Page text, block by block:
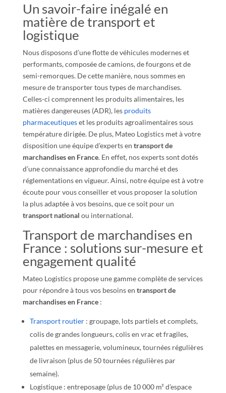
Un savoir-faire inégalé en
matière de transport et
logistique
Nous disposons d’une flotte de véhicules modernes et
performants, composée de camions, de fourgons et de
semi-remorques. De cette manière, nous sommes en
mesure de transporter tous types de marchandises.
Celles-ci comprennent les produits alimentaires, les
matières dangereuses (ADR), les produits
pharmaceutiqueset les produits agroalimentaires sous
température dirigée. De plus, Mateo Logistics met à votre
disposition une équipe d’experts en transport de
marchandises en France. En effet, nos experts sont dotés
d’une connaissance approfondie du marché et des
réglementations en vigueur. Ainsi, notre équipe est à votre
écoute pour vous conseiller et vous proposer la solution
la plus adaptée à vos besoins, que ce soit pour un
transport national ou international.
Transport de marchandises en
France : solutions sur-mesure et
engagement qualité
Mateo Logistics propose une gamme complète de services
pour répondre à tous vos besoins en transport de
marchandises en France:
Transport routier: groupage, lots partiels et complets,
colis de grandes longueurs, colis en vrac et fragiles,
palettes en messagerie, volumineux, tournées régulières
de livraison (plus de 50 tournées régulières par
semaine).
Logistique : entreposage (plus de 10 000 m² d’espace